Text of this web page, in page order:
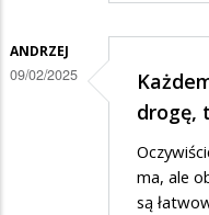
ANDRZEJ
09/02/2025
drogę,
ma, ale
są